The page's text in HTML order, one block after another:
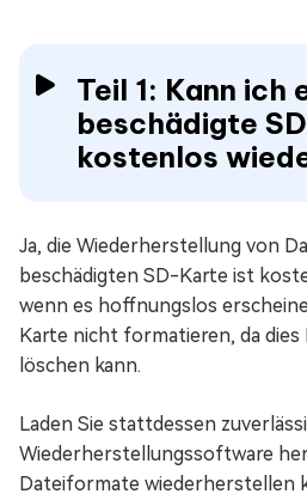
Teil 1: Kann ich
beschädigte
kostenlos
Ja, die Wiederherstellung von
beschädigten SD-Karte ist
wenn es hoffnungslos
Karte nicht formatieren, da
löschen kann.
Laden Sie stattdessen
Wiederherstellungssoftware
Dateiformate wiederherstellen